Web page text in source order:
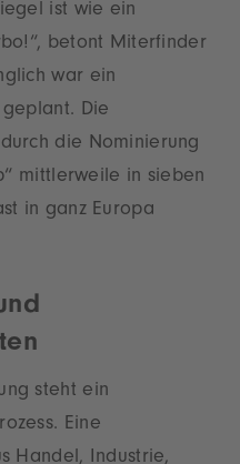
ist wie ein
betont Miterfinder
war ein
Die
die Nominierung
mittlerweile in sieben
in ganz Europa
steht ein
Eine
Handel, Industrie,